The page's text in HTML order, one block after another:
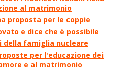
al matrimonio
proposta per le coppie
e dice che è possibile
della famiglia nucleare
per l'educazione dei
e al matrimonio